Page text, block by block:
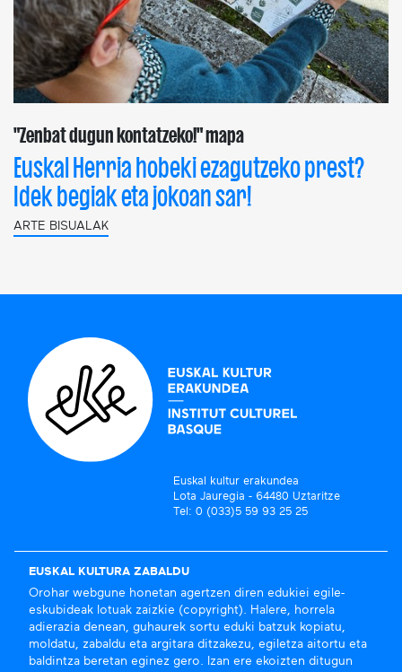
"Zenbat dugun kontatzeko!" mapa
Euskal Herria hobeki ezagutzeko prest?
Idek begiak eta jokoan sar!
ARTE BISUALAK
Euskal kultur erakundea
Lota Jauregia - 64480 Uztaritze
Tel: 0 (033)5 59 93 25 25
EUSKAL KULTURA ZABALDU
Orohar webgune honetan agertzen diren edukiei egile-
eskubideak lotuak zaizkie (copyright). Halere, horrela
adierazia denean, guhaurek sortu eduki batzuk kopiatu,
moldatu, zabaldu eta argitara ditzakezu, egiletza aitortu eta
baldintza beretan eginez gero. Izan ere ekoizten ditugun